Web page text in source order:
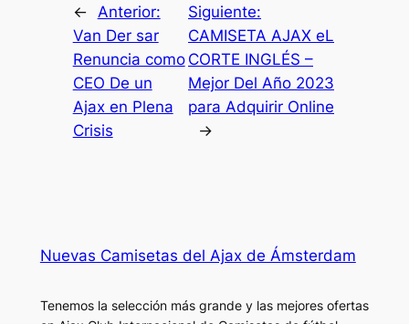
← Anterior:
Van Der sar
Renuncia como
CEO De un
Ajax en Plena
Crisis
Siguiente:
CAMISETA AJAX eL
CORTE INGLÉS –
Mejor Del Año 2023
para Adquirir Online
→
Nuevas Camisetas del Ajax de Ámsterdam
Tenemos la selección más grande y las mejores ofertas